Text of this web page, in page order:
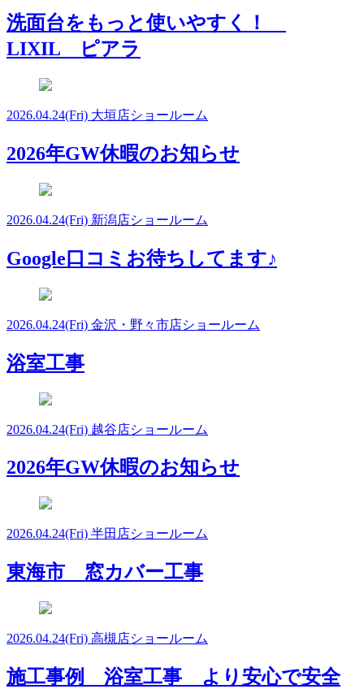
洗面台をもっと使いやすく！
LIXIL ピアラ
2026.04.24(Fri) 大垣店ショールーム
2026年GW休暇のお知らせ
2026.04.24(Fri) 新潟店ショールーム
Google口コミお待ちしてます♪
2026.04.24(Fri) 金沢・野々市店ショールーム
浴室工事
2026.04.24(Fri) 越谷店ショールーム
2026年GW休暇のお知らせ
2026.04.24(Fri) 半田店ショールーム
東海市 窓カバー工事
2026.04.24(Fri) 高槻店ショールーム
施工事例 浴室工事 より安心で安全